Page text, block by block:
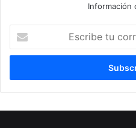
Información
correo